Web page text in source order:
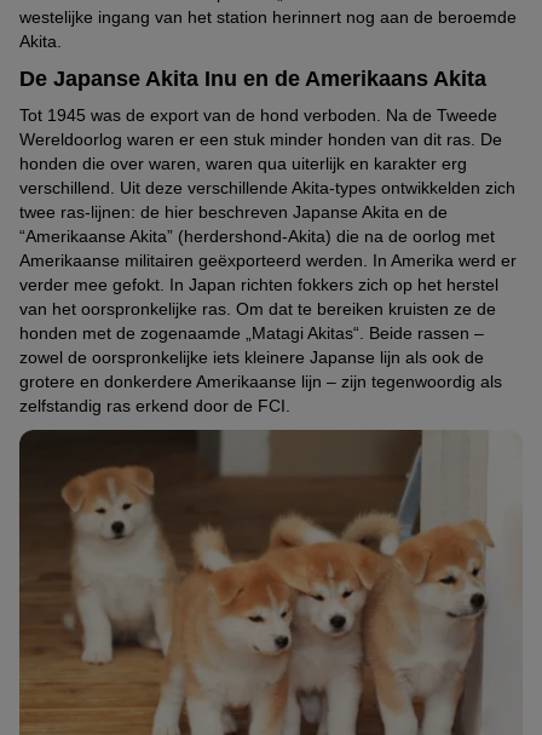
westelijke ingang van het station herinnert nog aan de beroemde
Akita.
De Japanse Akita Inu en de Amerikaans Akita
Tot 1945 was de export van de hond verboden. Na de Tweede
Wereldoorlog waren er een stuk minder honden van dit ras. De
honden die over waren, waren qua uiterlijk en karakter erg
verschillend. Uit deze verschillende Akita-types ontwikkelden zich
twee ras-lijnen: de hier beschreven Japanse Akita en de
“Amerikaanse Akita” (herdershond-Akita) die na de oorlog met
Amerikaanse militairen geëxporteerd werden. In Amerika werd er
verder mee gefokt. In Japan richten fokkers zich op het herstel
van het oorspronkelijke ras. Om dat te bereiken kruisten ze de
honden met de zogenaamde „Matagi Akitas“. Beide rassen –
zowel de oorspronkelijke iets kleinere Japanse lijn als ook de
grotere en donkerdere Amerikaanse lijn – zijn tegenwoordig als
zelfstandig ras erkend door de FCI.